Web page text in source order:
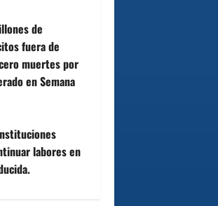
de
fuera de
muertes por
en Semana
labores en